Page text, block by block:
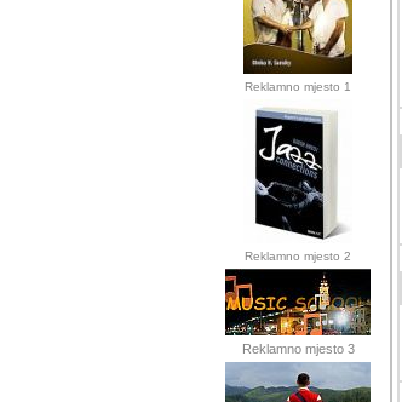
Reklamno mjesto 1
Reklamno mjesto 2
Reklamno mjesto 3